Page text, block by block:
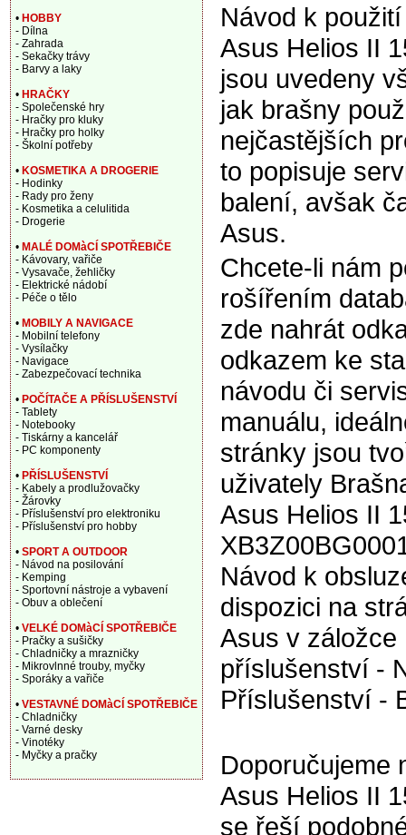
Návod k
Asus Helios II
jsou uvedeny
jak brašny
nejčastějších
to popisuje
balení, avšak
Asus.
Chcete-li nám
rošířením
zde nahrát
odkazem ke
návodu či
manuálu,
stránky jsou
uživately
Asus Helios II
Návod k
dispozici na
Asus v záložce
příslušenství -
Příslušenství -
Doporučujeme
Asus Helios II
se řeší
• HOBBY
- Dílna
- Zahrada
- Sekačky trávy
- Barvy a laky
• HRAČKY
- Společenské hry
- Hračky pro kluky
- Hračky pro holky
- Školní potřeby
• KOSMETIKA A DROGERIE
- Hodinky
- Rady pro ženy
- Kosmetika a celulitida
- Drogerie
• MALÉ DOMàCÍ SPOTŘEBIČE
- Kávovary, vařiče
- Vysavače, žehličky
- Elektrické nádobí
- Péče o tělo
• MOBILY A NAVIGACE
- Mobilní telefony
- Vysílačky
- Navigace
- Zabezpečovací technika
• POČÍTAČE A PŘÍSLUŠENSTVÍ
- Tablety
- Notebooky
- Tiskárny a kancelář
- PC komponenty
• PŘÍSLUŠENSTVÍ
- Kabely a prodlužovačky
- Žárovky
- Příslušenství pro elektroniku
- Příslušenství pro hobby
• SPORT A OUTDOOR
- Návod na posilování
- Kemping
- Sportovní nástroje a vybavení
- Obuv a oblečení
• VELKÉ DOMàCÍ SPOTŘEBIČE
- Pračky a sušičky
- Chladničky a mrazničky
- Mikrovlnné trouby, myčky
- Sporáky a vařiče
• VESTAVNÉ DOMàCÍ SPOTŘEBIČE
- Chladničky
- Varné desky
- Vinotéky
- Myčky a pračky